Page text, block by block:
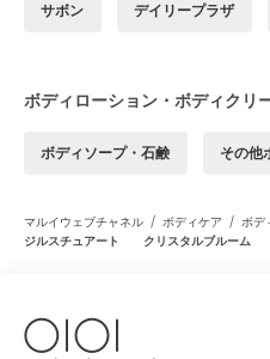
サボン デイリープラザ
ボディローション・ボディクリ
ボディソープ・石鹸 その他
マルイウェブチャネル / ボディケア / ボデ
ジルスチュアート クリスタルブルーム